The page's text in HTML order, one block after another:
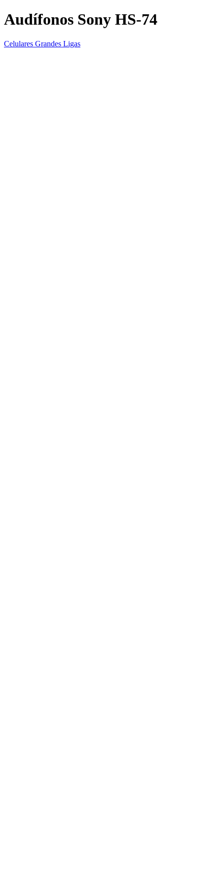
Audífonos Sony HS-74
Celulares Grandes Ligas